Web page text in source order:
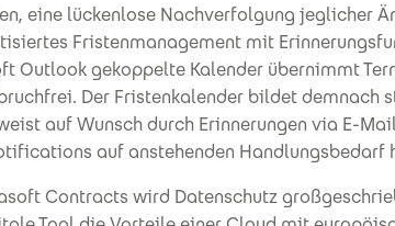
eine lückenlose Nachverfolgung jeglicher
Fristenmanagement mit
Outlook gekoppelte Kalender übernimmt
Der Fristenkalender bildet demnach
auf Wunsch durch Erinnerungen via E-
auf anstehenden Handlungsbedarf
Contracts wird Datenschutz